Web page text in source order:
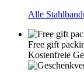
Alle
Free gift
Kostenfreie